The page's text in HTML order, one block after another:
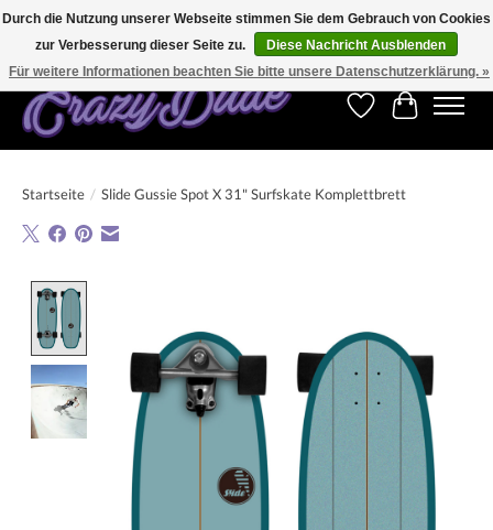
Kostenfreier Versand für Bestellungen ab 250 €. Weltweite Lieferung!
Wunschzettel
Ihr
Startseite / Slide Gussie Spot X 31" Surfskate Komplettbrett
Durch die Nutzung unserer Webseite stimmen Sie dem Gebrauch von Cookies
zur Verbesserung dieser Seite zu.
Diese Nachricht Ausblenden
Für weitere Informationen beachten Sie bitte unsere Datenschutzerklärung. »